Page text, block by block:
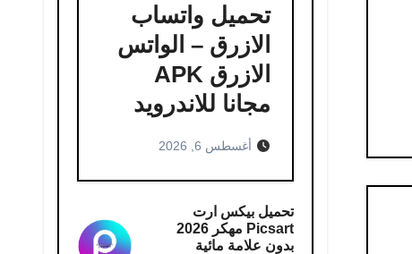
تحميل واتساب
الازرق – الواتس
الازرق APK
مجانا للاندرويد
أغسطس 6, 2026
تحميل بيكس ارت
Picsart مهكر 2026
بدون علامة مائية